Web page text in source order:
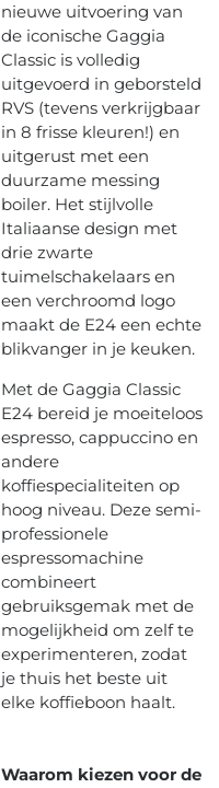
nieuwe uitvoering van
de iconische Gaggia
Classic is volledig
uitgevoerd in geborsteld
RVS (tevens verkrijgbaar
in 8 frisse kleuren!) en
uitgerust met een
duurzame messing
boiler. Het stijlvolle
Italiaanse design met
drie zwarte
tuimelschakelaars en
een verchroomd logo
maakt de E24 een echte
blikvanger in je keuken.
Met de Gaggia Classic
E24 bereid je moeiteloos
espresso, cappuccino en
andere
koffiespecialiteiten op
hoog niveau. Deze semi-
professionele
espressomachine
combineert
gebruiksgemak met de
mogelijkheid om zelf te
experimenteren, zodat
je thuis het beste uit
elke koffieboon haalt.
Waarom kiezen voor de